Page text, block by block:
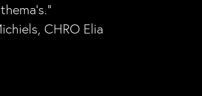
thema’s.”
CHRO Elia